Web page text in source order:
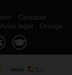
Contacto
Aviso legal Orange